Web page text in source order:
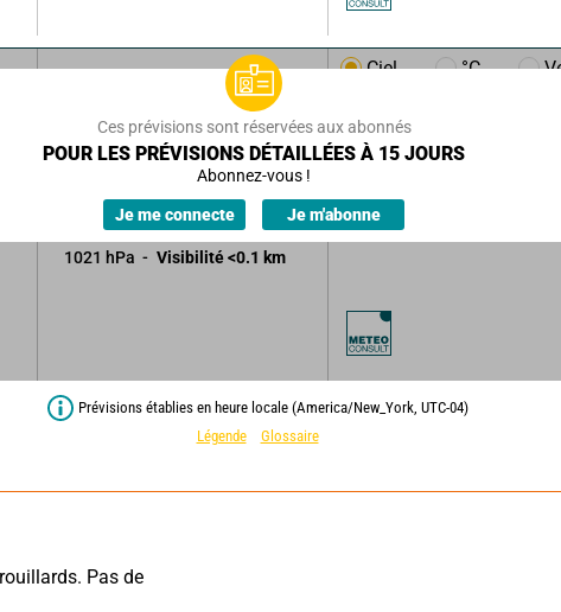
Rafales à25 km/h
Attention! Brouillards souvent
denses et persistants.
Faible risque d'averses.
1021 hPa Visibilité <0.1 km
Ciel °C
Ces prévisions sont réservées aux abonnés
POUR LES PRÉVISIONS DÉTAILLÉES À 15 JOURS
Abonnez-vous !
Je me connecte Je m'abonne
Prévisions établies en heure locale (America/New_York, UTC-04)
Légende
Glossaire
Pas de